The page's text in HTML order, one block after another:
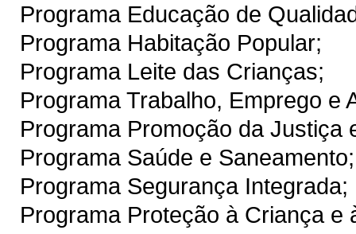
Programa Educação de
Programa Habitação Popular;
Programa Leite das Crianças;
Programa Trabalho, Emprego e
Programa Promoção da Justiça
Programa Saúde e Saneamento;
Programa Segurança Integrada;
Programa Proteção à Criança e